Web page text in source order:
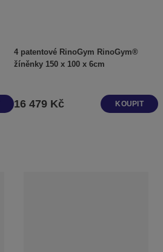
4 patentové RinoGym RinoGym®
žíněnky 150 x 100 x 6cm
16 479 Kč KOUPIT